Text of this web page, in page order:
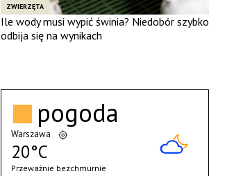
ZWIERZĘTA
Ile wody musi wypić świnia? Niedobór szybko
odbija się na wynikach
pogoda
Warszawa
20°C
Przeważnie bezchmurnie